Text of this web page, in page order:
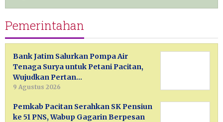
Pemerintahan
Bank Jatim Salurkan Pompa Air
Tenaga Surya untuk Petani Pacitan,
Wujudkan Pertan…
9 Agustus 2026
Pemkab Pacitan Serahkan SK Pensiun
ke 51 PNS, Wabup Gagarin Berpesan